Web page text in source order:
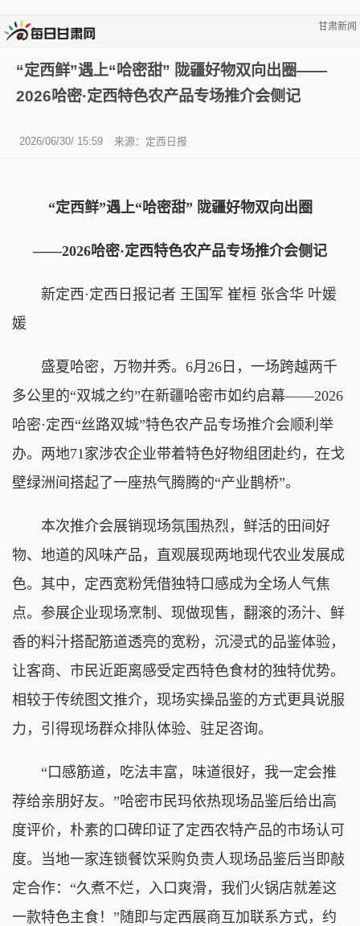
甘肃新闻
“定西鲜”遇上“哈密甜” 陇疆好物双向出圈——
2026哈密·定西特色农产品专场推介会侧记
2026/06/30/ 15:59 来源：定西日报
“定西鲜”遇上“哈密甜” 陇疆好物双向出圈
——2026哈密·定西特色农产品专场推介会侧记
新定西·定西日报记者 王国军 崔桓 张含华 叶媛
媛
盛夏哈密，万物并秀。6月26日，一场跨越两千
多公里的“双城之约”在新疆哈密市如约启幕——2026
哈密·定西“丝路双城”特色农产品专场推介会顺利举
办。两地71家涉农企业带着特色好物组团赴约，在戈
壁绿洲间搭起了一座热气腾腾的“产业鹊桥”。
本次推介会展销现场氛围热烈，鲜活的田间好
物、地道的风味产品，直观展现两地现代农业发展成
色。其中，定西宽粉凭借独特口感成为全场人气焦
点。参展企业现场烹制、现做现售，翻滚的汤汁、鲜
香的料汁搭配筋道透亮的宽粉，沉浸式的品鉴体验，
让客商、市民近距离感受定西特色食材的独特优势。
相较于传统图文推介，现场实操品鉴的方式更具说服
力，引得现场群众排队体验、驻足咨询。
“口感筋道，吃法丰富，味道很好，我一定会推
荐给亲朋好友。”哈密市民玛依热现场品鉴后给出高
度评价，朴素的口碑印证了定西农特产品的市场认可
度。当地一家连锁餐饮采购负责人现场品鉴后当即敲
定合作：“久煮不烂，入口爽滑，我们火锅店就差这
一款特色主食！”随即与定西展商互加联系方式，约